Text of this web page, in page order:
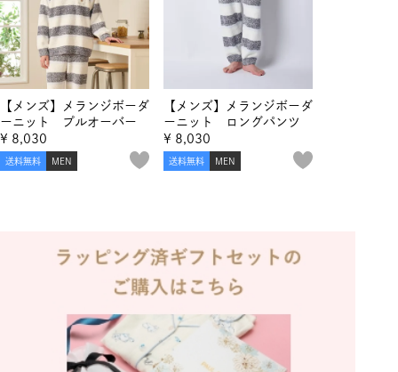
【メンズ】メランジボーダ
ーニット プルオーバー
送料無料 MEN
¥ 8,030
【メンズ】メランジボーダ
ーニット ロングパンツ
送料無料 MEN
¥ 8,030